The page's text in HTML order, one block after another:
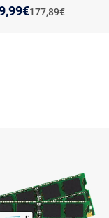
DDR4 PC4-28800 -
Ancien prix :
177,89€
prix :
de :